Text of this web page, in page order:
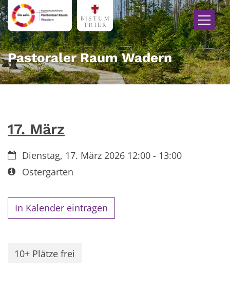
Zum Inhalt springen
Pastoraler Raum Wadern
17. März
Datum:Dienstag, 17. März 2026 12:00 - 13:00
Art bzw. Nummer:
Ostergarten
In Kalender eintragen
10+ Plätze frei